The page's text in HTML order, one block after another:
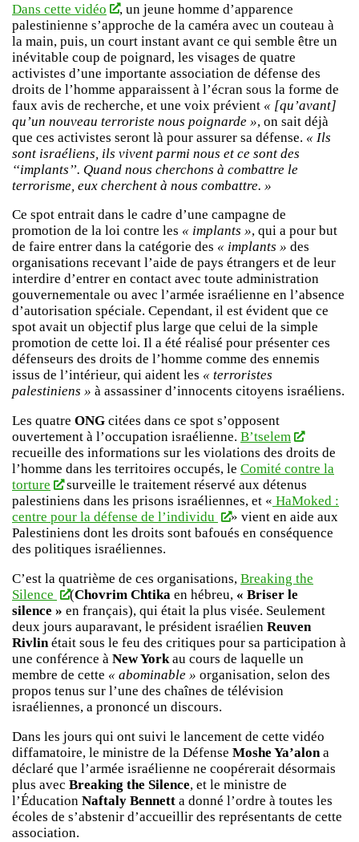
Dans cette vidéo
, un jeune homme d’apparence
palestinienne s’approche de la caméra avec un couteau à
la main, puis, un court instant avant ce qui semble être un
inévitable coup de poignard, les visages de quatre
activistes d’une importante association de défense des
droits de l’homme apparaissent à l’écran sous la forme de
faux avis de recherche, et une voix prévient « [qu’avant]
qu’un nouveau terroriste nous poignarde », on sait déjà
que ces activistes seront là pour assurer sa défense. « Ils
sont israéliens, ils vivent parmi nous et ce sont des
‘‘implants’’. Quand nous cherchons à combattre le
terrorisme, eux cherchent à nous combattre. »
Ce spot entrait dans le cadre d’une campagne de
promotion de la loi contre les « implants », qui a pour but
de faire entrer dans la catégorie des « implants » des
organisations recevant l’aide de pays étrangers et de leur
interdire d’entrer en contact avec toute administration
gouvernementale ou avec l’armée israélienne en l’absence
d’autorisation spéciale. Cependant, il est évident que ce
spot avait un objectif plus large que celui de la simple
promotion de cette loi. Il a été réalisé pour présenter ces
défenseurs des droits de l’homme comme des ennemis
issus de l’intérieur, qui aident les « terroristes
palestiniens » à assassiner d’innocents citoyens israéliens.
Les quatre ONG citées dans ce spot s’opposent
ouvertement à l’occupation israélienne. B’tselem
recueille des informations sur les violations des droits de
l’homme dans les territoires occupés, le Comité contre la
torture
surveille le traitement réservé aux détenus
palestiniens dans les prisons israéliennes, et « HaMoked :
centre pour la défense de l’individu
» vient en aide aux
Palestiniens dont les droits sont bafoués en conséquence
des politiques israéliennes.
C’est la quatrième de ces organisations, Breaking the
Silence
(Chovrim Chtikaen hébreu, « Briser le
silence » en français), qui était la plus visée. Seulement
deux jours auparavant, le président israélien Reuven
Rivlinétait sous le feu des critiques pour sa participation à
une conférence à New Yorkau cours de laquelle un
membre de cette « abominable » organisation, selon des
propos tenus sur l’une des chaînes de télévision
israéliennes, a prononcé un discours.
Dans les jours qui ont suivi le lancement de cette vidéo
diffamatoire, le ministre de la Défense Moshe Ya’alon a
déclaré que l’armée israélienne ne coopérerait désormais
plus avec Breaking the Silence, et le ministre de
l’Éducation Naftaly Bennett a donné l’ordre à toutes les
écoles de s’abstenir d’accueillir des représentants de cette
association.